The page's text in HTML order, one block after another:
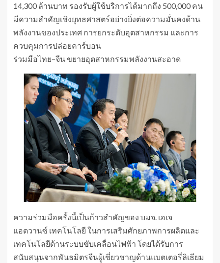
14,300 ล้านบาท รองรับผู้ใช้บริการได้มากถึง 500,000 คน
มีความสำคัญเชิงยุทธศาสตร์อย่างยิ่งต่อความมั่นคงด้าน
พลังงานของประเทศ การยกระดับอุตสาหกรรม และการ
ควบคุมการปล่อยคาร์บอน
ร่วมมือไทย–จีน ขยายอุตสาหกรรมพลังงานสะอาด
ความร่วมมือครั้งนี้เป็นก้าวสำคัญของ บมจ. เอเจ
แอดวานซ์ เทคโนโลยี ในการเสริมศักยภาพการผลิตและ
เทคโนโลยีด้านระบบขับเคลื่อนไฟฟ้า โดยได้รับการ
สนับสนุนจากพันธมิตรจีนผู้เชี่ยวชาญด้านแบตเตอรี่ลิเธียม